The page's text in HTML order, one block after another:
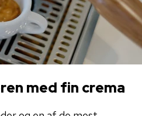
med fin crema